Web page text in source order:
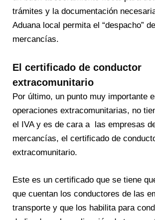
trámites y la documentación
Aduana local permita el “despacho”
mercancías.
El certificado de conductor
extracomunitario
Por último, un punto muy importante
operaciones extracomunitarias, no
el IVA y es de cara a las empresas
mercancías, el certificado de
extracomunitario.
Este es un certificado que se tiene
que cuentan los conductores de las
transporte y que los habilita para